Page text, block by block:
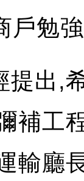
戶勉
提出,
補工
輸廳